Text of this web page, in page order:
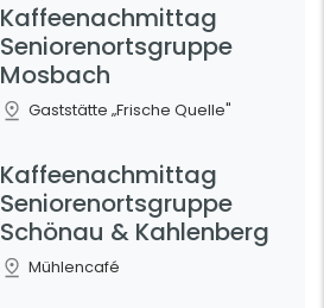
Kaffeenachmittag
Seniorenortsgruppe
Mosbach
Gaststätte „Frische Quelle"
Kaffeenachmittag
Seniorenortsgruppe
Schönau & Kahlenberg
Mühlencafé